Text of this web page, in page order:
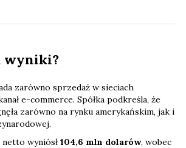
wyniki?
zarówno sprzedaż w sieciach
e-commerce. Spółka podkreśla, że
zarówno na rynku amerykańskim, jak i
wyniósł104,6 mln dolarów, wobec